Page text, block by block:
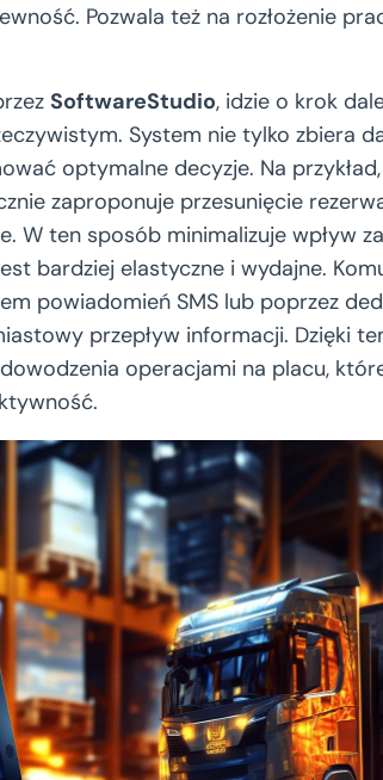
Pozwala też na rozłożenie
SoftwareStudio, idzie o krok
System nie tylko zbiera
optymalne decyzje. Na
zaproponuje przesunięcie
W ten sposób minimalizuje wpływ
bardziej elastyczne i wydajne.
powiadomień SMS lub poprzez
przepływ informacji. Dzięki
operacjami na placu,